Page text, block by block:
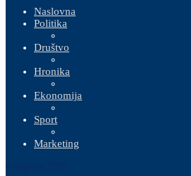
Naslovna
Politika
Društvo
Hronika
Ekonomija
Sport
Marketing